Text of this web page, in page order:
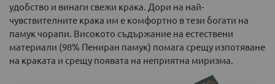
удобство и винаги свежи крака. Дори на най-
чувствителните крака им е комфортно в тези богати на
памук чорапи. Високото съдържание на естествени
материали (98% Пениран памук) помага срещу изпотяване
на краката и срещу появата на неприятна миризма.